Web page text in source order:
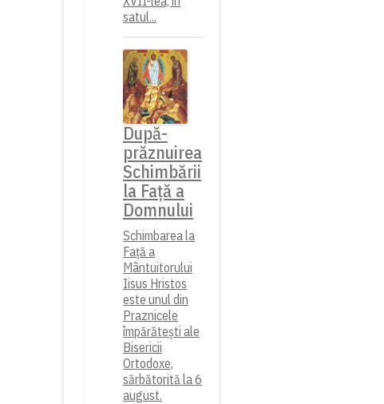
satul...
După-
prăznuirea
Schimbării
la Față a
Domnului
Schimbarea la
Față a
Mântuitorului
Iisus Hristos
este unul din
Praznicele
împărătești ale
Bisericii
Ortodoxe,
sărbătorită la 6
august.